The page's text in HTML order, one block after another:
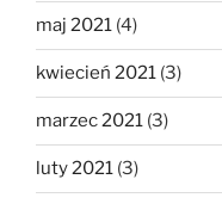
maj 2021 (4)
kwiecień 2021 (3)
marzec 2021 (3)
luty 2021 (3)